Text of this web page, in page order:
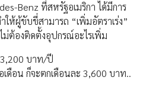
Benz ที่สหรัฐอเมริกา ได้มีการ
ให้ผู้ขับขี่สามารถ “เพิ่มอัตราเร่ง”
ม่ต้องติดตั้งอุปกรณ์อะไรเพิ่ม
บาท/ปี
ดือน ก็จะตกเดือนละ 3,600 บาท..